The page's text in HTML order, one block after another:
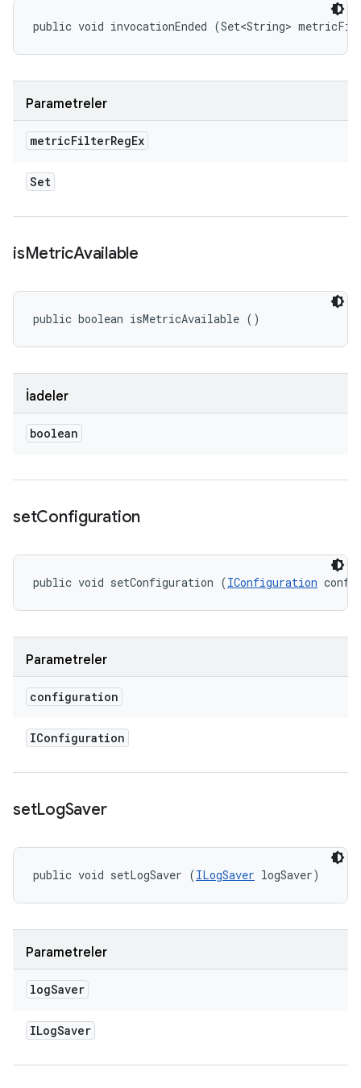
public void invocationEnded (Set<String>
Parametreler
metricFilterRegEx
Set
isMetricAvailable
public boolean isMetricAvailable ()
İadeler
boolean
setConfiguration
public void setConfiguration (IConfiguration
Parametreler
configuration
IConfiguration
setLogSaver
public void setLogSaver (ILogSaver logSaver)
Parametreler
logSaver
ILogSaver